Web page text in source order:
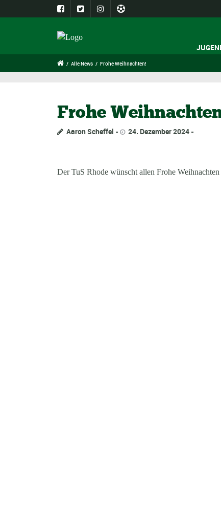
/ Alle News / Frohe Weihnachten!
Frohe
Aaron Scheffel 24. Dezember 2024
Der TuS Rhode wünscht allen Frohe